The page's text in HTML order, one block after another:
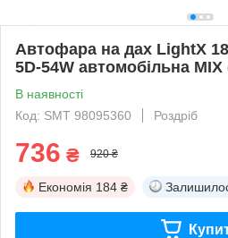
Автофара на дах LightX 18
5D-54W автомобільна
В наявності
Код: SMT 98095360
Роздріб
736 ₴ 920 ₴
Економія 184 ₴